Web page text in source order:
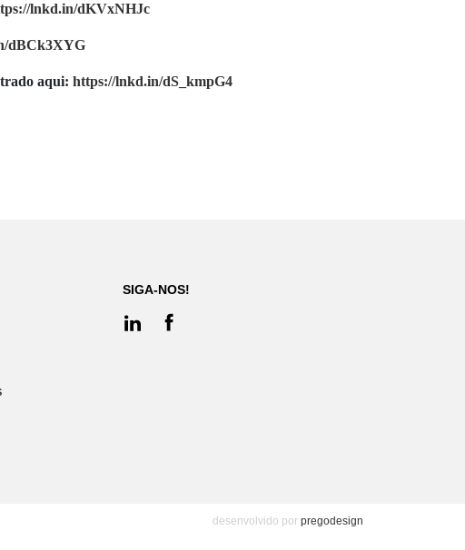
lnkd.in/dKVxNHJc
dBCk3XYG
aqui: https://lnkd.in/dS_kmpG4
SIGA-NOS!
desenvolvido por pregodesign